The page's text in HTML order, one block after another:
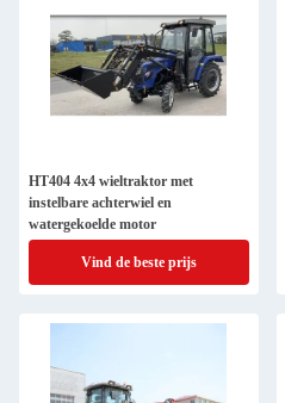
HT404 4x4 wieltraktor met
instelbare achterwiel en
watergekoelde motor
Vind de beste prijs